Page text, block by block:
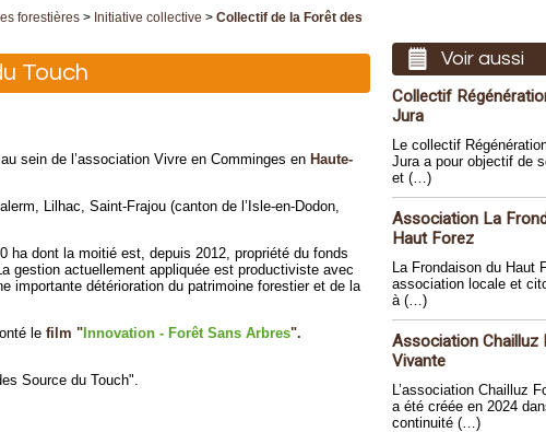
forestières > Initiative collective > Collectif de la Forêt des
Touch
sein de l’association Vivre en Comminges en Haute-
Lilhac, Saint-Frajou (canton de l’Isle-en-Dodon,
ha dont la moitié est, depuis 2012, propriété du fonds
gestion actuellement appliquée est productiviste avec
importante détérioration du patrimoine forestier et de la
le film " Innovation - Forêt Sans Arbres".
Source du Touch".
Voir aussi
Collectif
Jura
Le collectif
Jura a pour objectif de
et (…)
Association La
Haut Forez
La Frondaison du Haut
association locale et
à (…)
Association Chailluz
Vivante
L’association Chailluz
a été créée en 2024
continuité (…)